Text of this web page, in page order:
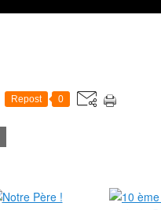
Repost 0